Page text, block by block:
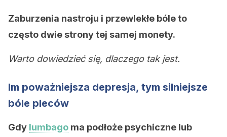
Zaburzenia nastroju i przewlekłe bóle to
często dwie strony tej samej monety.
Warto dowiedzieć się, dlaczego tak jest.
Im poważniejsza depresja, tym silniejsze
bóle pleców
Gdy lumbago ma podłoże psychiczne lub